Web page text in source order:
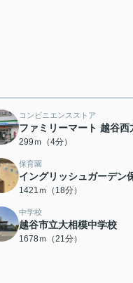
コンビニエンスストア
ファミリーマート 越谷西
299ｍ（4分）
保育園
イングリッシュガーデン
1421ｍ（18分）
中学校
越谷市立大相模中学校
1678ｍ（21分）